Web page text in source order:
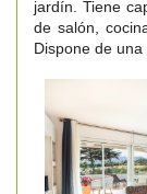
jardín. Tiene
de salón,
Dispone de una